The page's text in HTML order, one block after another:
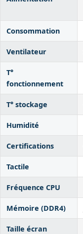
Consommation
Ventilateur
T°
fonctionnement
T° stockage
Humidité
Certifications
Tactile
Fréquence CPU
Mémoire (DDR4)
Taille écran